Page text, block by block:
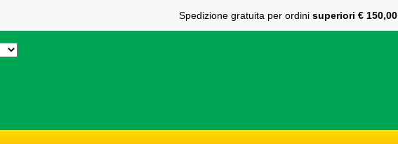
Spedizione gratuita per ordini superiori € 150,00